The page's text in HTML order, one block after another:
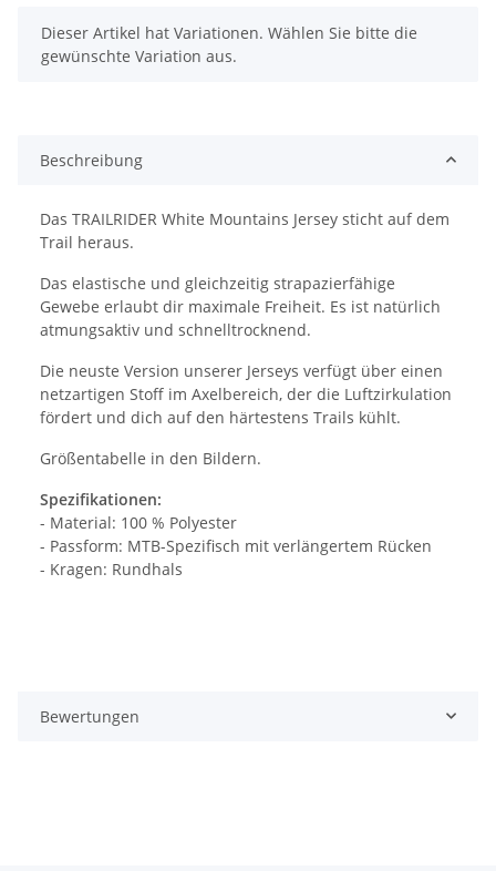
x
Dieser Artikel hat Variationen. Wählen Sie bitte die
gewünschte Variation aus.
Beschreibung
Das TRAILRIDER White Mountains Jersey sticht auf dem
Trail heraus.
Das elastische und gleichzeitig strapazierfähige
Gewebe erlaubt dir maximale Freiheit. Es ist natürlich
atmungsaktiv und schnelltrocknend.
Die neuste Version unserer Jerseys verfügt über einen
netzartigen Stoff im Axelbereich, der die Luftzirkulation
fördert und dich auf den härtestens Trails kühlt.
Größentabelle in den Bildern.
Spezifikationen:
- Material: 100 % Polyester
- Passform: MTB-Spezifisch mit verlängertem Rücken
- Kragen: Rundhals
Bewertungen